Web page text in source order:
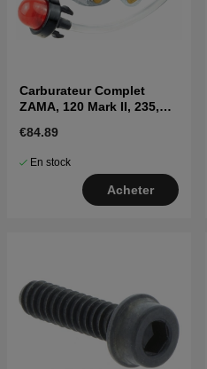
Carburateur Complet
ZAMA, 120 Mark II, 235,
€84.89
En stock
Acheter